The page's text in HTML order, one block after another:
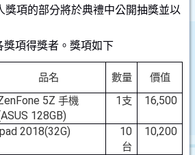
獎項的部分將於典禮中公開抽獎並以
項得獎者。獎項如下
品名 數量
價值
5Z 手機
128GB)
1支 16,500
2018(32G) 10
台
10,200